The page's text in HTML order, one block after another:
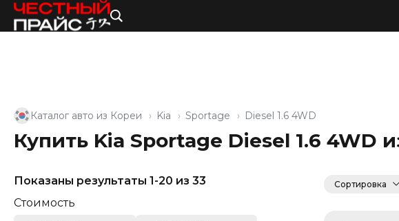
Показаны результаты 1-20 из 33
Стоимость
Каталог авто из Кореи Kia Sportage Diesel 1.6 4WD
Купить Kia Sportage Diesel 1.6 4WD
Сортировка